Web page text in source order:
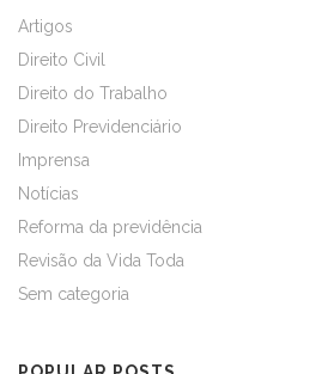
Artigos
Direito Civil
Direito do Trabalho
Direito Previdenciário
Imprensa
Notícias
Reforma da previdência
Revisão da Vida Toda
Sem categoria